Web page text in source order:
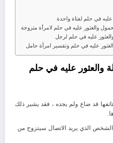
عليه في حلم لفتاة واحدة
والعثور عليه في حلم لامرأة متزوجة
عليه في حلم لرجل
عليه في حلم وتفسير امرأة حامل
والعثور عليه في حلم
قد ضاع ولم يجده ، فقد يشير ذلك
الذي يريد الاتصال سيتزوج من